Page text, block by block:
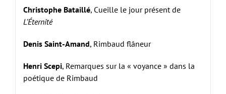
Christophe Bataillé, Cueille le jour présent de
L’Éternité
Denis Saint-Amand, Rimbaud flâneur
Henri Scepi, Remarques sur la « voyance » dans la
poétique de Rimbaud